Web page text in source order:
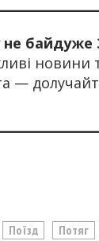
не
новини
—
Поїзд Потяг